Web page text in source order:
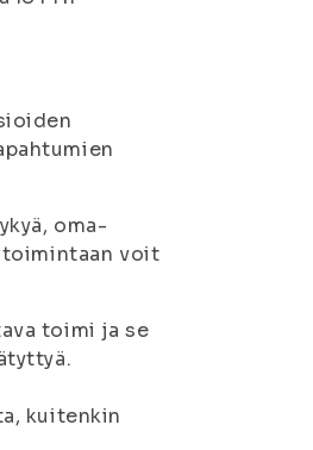
oma-
toimintaan voit
toimi ja se
kuitenkin